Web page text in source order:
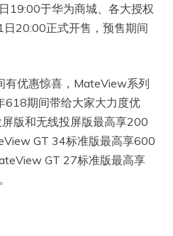
19:00于华为商城、各大授权
20:00正式开售，预售期间
有优惠惊喜，MateView系列
618期间带给大家大力度优
版和无线投屏版最高享200
GT 34标准版最高享600
GT 27标准版最高享